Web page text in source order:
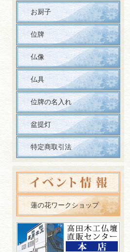
お厨子
位牌
仏像
仏具
位牌の名入れ
盆提灯
特定商取引法
蓮の花ワークショップ